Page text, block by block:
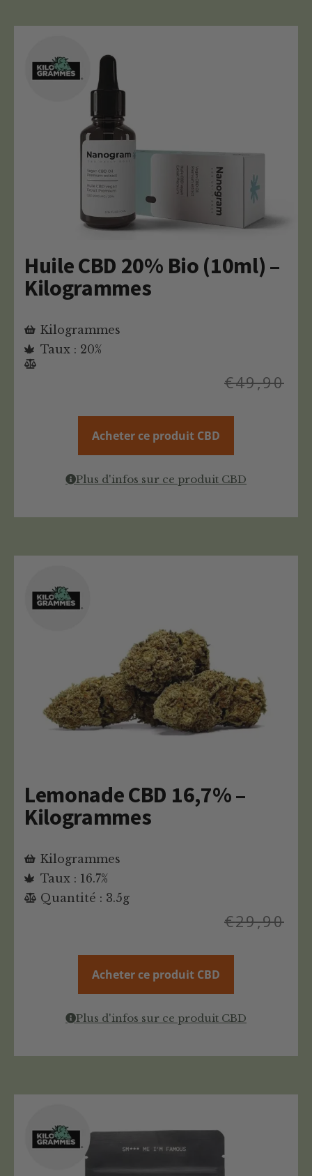
Huile CBD 20% Bio (10ml) –
Kilogrammes
Kilogrammes
Taux : 20%
€49,90
Acheter ce produit CBD
Plus d'infos sur ce produit CBD
Lemonade CBD 16,7% –
Kilogrammes
Kilogrammes
Taux : 16.7%
Quantité : 3.5g
€29,90
Acheter ce produit CBD
Plus d'infos sur ce produit CBD